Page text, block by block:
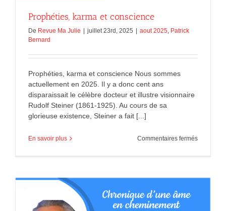
Prophéties, karma et conscience
De Revue Ma Julie | juillet 23rd, 2025 | aout 2025 Patrick
Bernard
Prophéties, karma et conscience Nous sommes
actuellement en 2025. Il y a donc cent ans
disparaissait le célèbre docteur et illustre visionnaire
Rudolf Steiner (1861-1925). Au cours de sa
glorieuse existence, Steiner a fait [...]
En savoir plus Commentaires ferméssur